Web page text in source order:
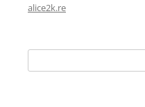
alice2k.re